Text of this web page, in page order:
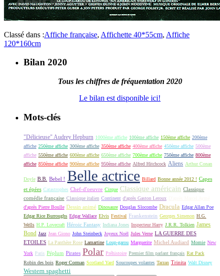
Classé dans :Affiche française, Affichette 40*55cm, Affiche
120*160cm
Bilan 2020
Tous les chiffres de fréquentation 2020
Le bilan est disponible ici!
Mots-clés
"Délicieuse" Audrey Hepburn 1000ème affiche 100ème affiche 150ème affiche 200ème
affiche 250ème affiche 300ème affiche 350ème affiche 400ème affiche 450ème affiche 500ème
affiche 550ème affiche 600ème affiche 650ème affiche 700ème affiche 750ème affiche 800ème
affiche 850ème affiche 900ème affiche 950ème affiche Alfred Hitchcock Aliens Arthur Conan
Doyle B.B. Bebel ! Belle actrice Billard Bonne année 2012 ! Capes
et épées Catastrophes Chef-d'oeuvre Cirque Classique américain Classique
comédie française Classique italien Continent d'après Gaston Leroux
d'après Pierre Boulle Dessin animé Dinosaure Douglas Slocombe Dracula Edgar Allan Poe
Edgar Rice Burroughs Edgar Wallace Elvis Festival Frankenstein Georges Simenon H.G.
Wells H.P. Lovecraft Héroic Fantasy Indiana Jones Inspecteur Harry J.R.R. Tolkien James
Bond Jazz Jean Giono John Steinbeck Joyeux Noël Jules Verne LA GUERRE DES
ETOILES La Panthère Rose Lamartine Loup-garou Marguerite Michel Audiard Momie New
York Paris Péplum Pirates Polar Préhistoire Premier film parlant français Rat Pack
Robin des bois Roger Corman Scotland Yard Soucoupes volantes Tarzan Trinita Walt Disney
Western spaghetti